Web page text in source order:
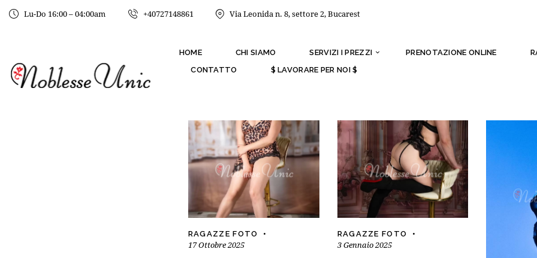
Lu-Do 16:00 – 04:00am +40727148861 Via Leonida n. 8, settore 2, Bucarest
HOME CHI SIAMO SERVIZI I PREZZI PRENOTAZIONE ONLINE
CONTATTO
$ LAVORARE PER NOI $
RAGAZZE FOTO
17 Ottobre 2025
RAGAZZE FOTO
3 Gennaio 2025